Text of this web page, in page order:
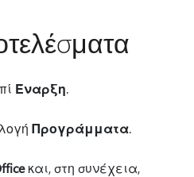
Έναρξη.
Προγράμματα.
και, στη συνέχεια,